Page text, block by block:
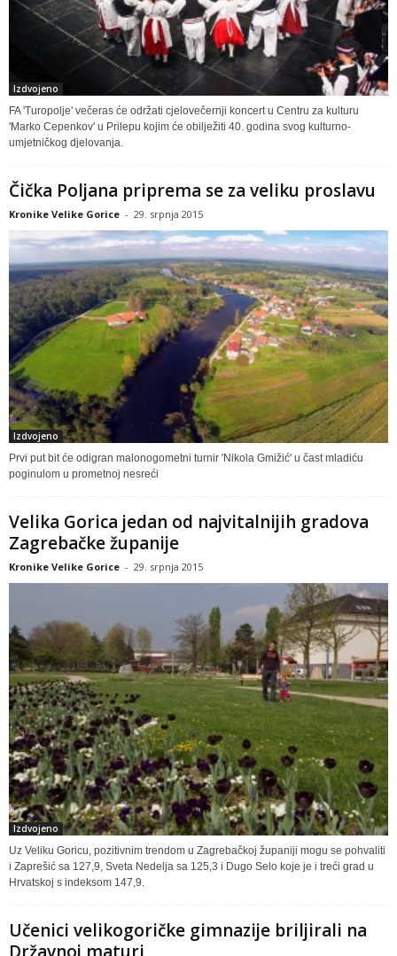
Izdvojeno
FA 'Turopolje' večeras će održati cjelovečernji koncert u Centru za kulturu
'Marko Cepenkov' u Prilepu kojim će obilježiti 40. godina svog kulturno-
umjetničkog djelovanja.
Čička Poljana priprema se za veliku proslavu
Kronike Velike Gorice - 29. srpnja 2015
Izdvojeno
Prvi put bit će odigran malonogometni turnir 'Nikola Gmižić' u čast mladiću
poginulom u prometnoj nesreći
Velika Gorica jedan od najvitalnijih gradova
Zagrebačke županije
Kronike Velike Gorice - 29. srpnja 2015
Izdvojeno
Uz Veliku Goricu, pozitivnim trendom u Zagrebačkoj županiji mogu se pohvaliti
i Zaprešić sa 127,9, Sveta Nedelja sa 125,3 i Dugo Selo koje je i treći grad u
Hrvatskoj s indeksom 147,9.
Učenici velikogoričke gimnazije briljirali na